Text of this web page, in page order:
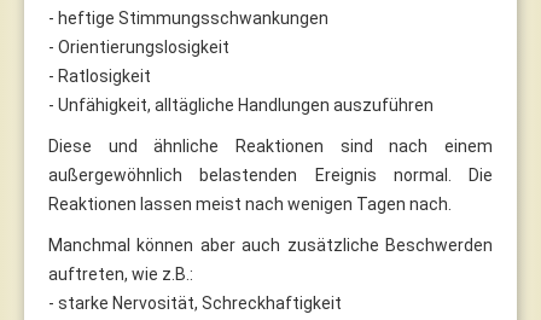
- heftige Stimmungsschwankungen
- Orientierungslosigkeit
- Ratlosigkeit
- Unfähigkeit, alltägliche Handlungen auszuführen
Diese und ähnliche Reaktionen sind nach einem
außergewöhnlich belastenden Ereignis normal. Die
Reaktionen lassen meist nach wenigen Tagen nach.
Manchmal können aber auch zusätzliche Beschwerden
auftreten, wie z.B.:
- starke Nervosität, Schreckhaftigkeit